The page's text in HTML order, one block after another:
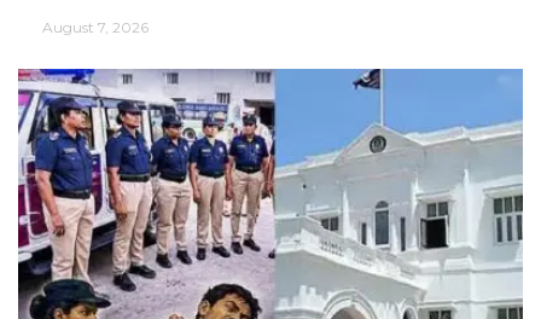
August 7, 2026